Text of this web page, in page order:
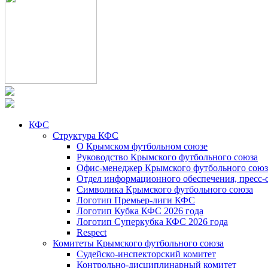
КФС
Структура КФС
О Крымском футбольном союзе
Руководство Крымского футбольного союза
Офис-менеджер Крымского футбольного
Отдел информационного обеспечения, пресс-
Символика Крымского футбольного союза
Логотип Премьер-лиги КФС
Логотип Кубка КФС 2026 года
Логотип Суперкубка КФС 2026 года
Respect
Комитеты Крымского футбольного союза
Судейско-инспекторский комитет
Контрольно-дисциплинарный комитет